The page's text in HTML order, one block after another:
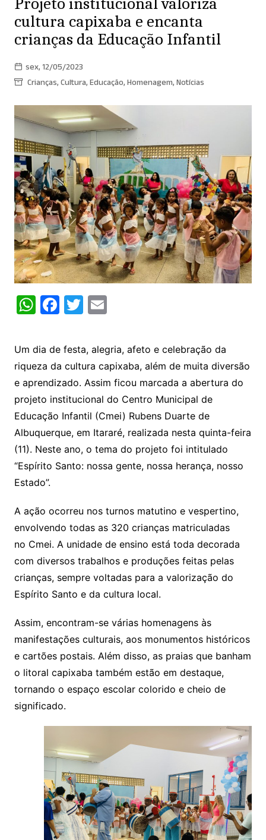
cultura capixaba e encanta
crianças da Educação Infantil
sex, 12/05/2023
Crianças,Cultura,Educação,Homenagem,Notícias
W
at
s
A
p
p
F
c
e
b
o
o
k
T
itt
er
E
ai
l
Um dia de festa, alegria, afeto e celebração da
riqueza da cultura capixaba, além de muita diversão
e aprendizado. Assim ficou marcada a abertura do
projeto institucional do Centro Municipal de
Educação Infantil (Cmei) Rubens Duarte de
Albuquerque, em Itararé, realizada nesta quinta-feira
(11). Neste ano, o tema do projeto foi intitulado
“Espírito Santo: nossa gente, nossa herança, nosso
Estado”.
A ação ocorreu nos turnos matutino e vespertino,
envolvendo todas as 320 crianças matriculadas
no Cmei. A unidade de ensino está toda decorada
com diversos trabalhos e produções feitas pelas
crianças, sempre voltadas para a valorização do
Espírito Santo e da cultura local.
Assim, encontram-se várias homenagens às
manifestações culturais, aos monumentos históricos
e cartões postais. Além disso, as praias que banham
o litoral capixaba também estão em destaque,
tornando o espaço escolar colorido e cheio de
significado.